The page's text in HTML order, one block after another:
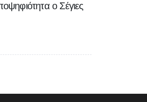
ο Σέγιες